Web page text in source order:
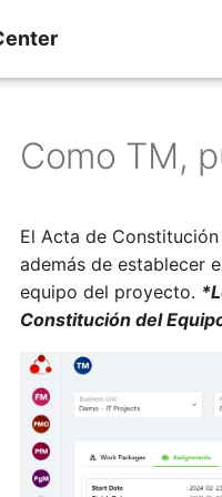
Como TM,
El Acta de
además de establecer
equipo del proyecto.
Constitución del